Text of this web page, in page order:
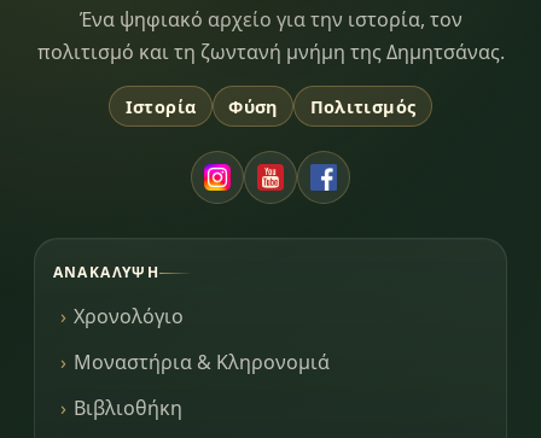
Dimitsana.gr
Ένα ψηφιακό αρχείο για την ιστορία, τον
πολιτισμό και τη ζωντανή μνήμη της Δημητσάνας.
Ιστορία Φύση Πολιτισμός
ΑΝΑΚΆΛΥΨΗ
Χρονολόγιο
Μοναστήρια & Κληρονομιά
Βιβλιοθήκη